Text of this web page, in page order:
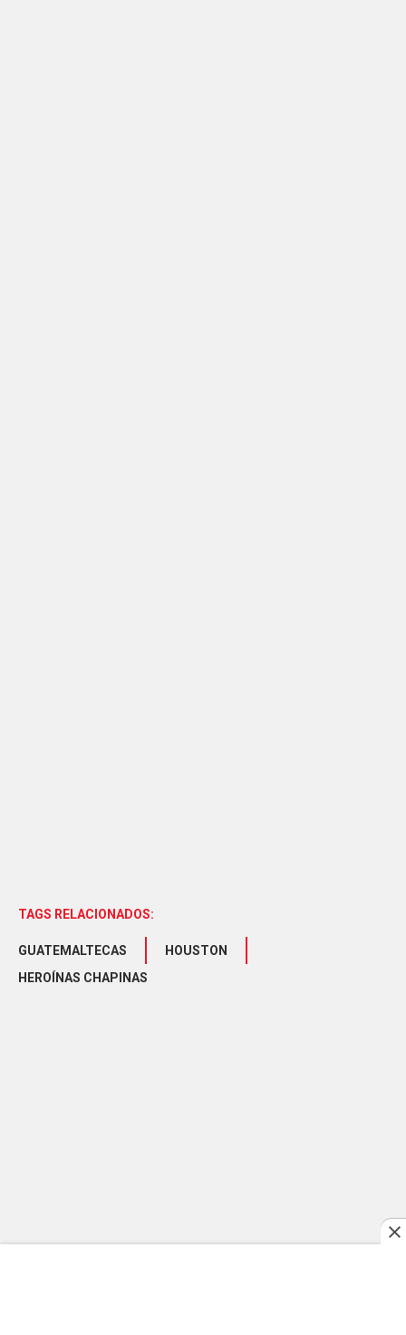
TAGS RELACIONADOS:
GUATEMALTECAS
HOUSTON
HEROÍNAS CHAPINAS